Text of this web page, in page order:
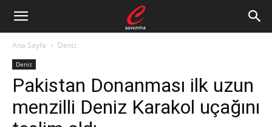
Ana Sayfa Deniz
Deniz
Pakistan Donanması ilk uzun
menzilli Deniz Karakol uçağını